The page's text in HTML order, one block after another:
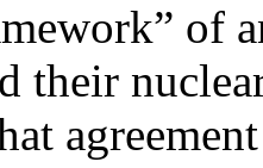
of
their